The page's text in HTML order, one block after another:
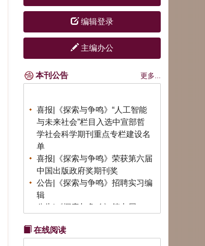
编辑登录
主编办公
本刊公告 更多...
喜报|《探索与争鸣》“人工智能
与未来社会”栏目入选中宣部哲
学社会科学期刊重点专栏建设名
单
喜报|《探索与争鸣》荣获第六届
中国出版政府奖期刊奖
公告|《探索与争鸣》招聘实习编
辑
公告|《探索与争鸣》第七届
（2026）全国青年理论创新征文
公告
荣誉|《探索与争鸣》荣获第八届
在线阅读